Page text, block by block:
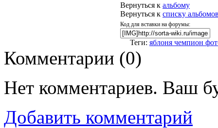
Вернуться к альбому
Вернуться к списку
Код для вставки на форумы:
Теги: яблоня чемпион
Комментарии (0)
Нет комментариев. Ваш
Добавить комментарий